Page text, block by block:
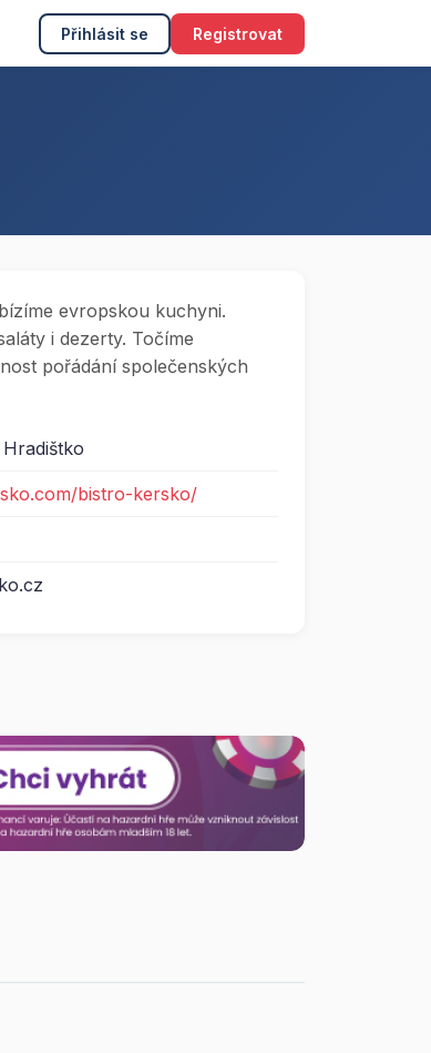
Přihlásit se Registrovat
evropskou kuchyni.
i dezerty. Točíme
pořádání společenských
bistro-kersko/